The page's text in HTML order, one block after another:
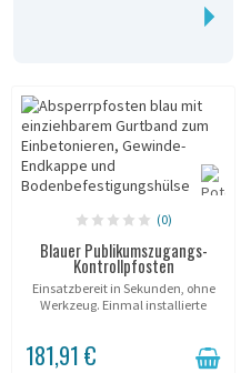
(0)
Blauer Publikumszugangs-
Kontrollpfosten
Einsatzbereit in Sekunden, ohne
Werkzeug. Einmal installierte
Sanfter Gurtrücklauf, ohne Ruck....
181,91 €